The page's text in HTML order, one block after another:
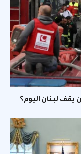
يقف لبنان اليوم؟